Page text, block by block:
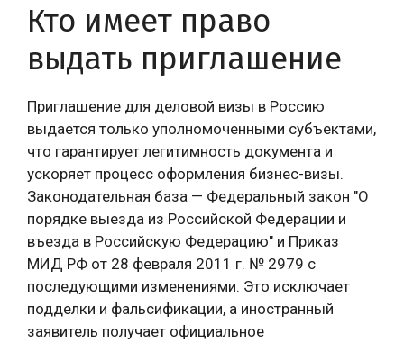
Кто имеет право
выдать приглашение
Приглашение для деловой визы в Россию
выдается только уполномоченными субъектами,
что гарантирует легитимность документа и
ускоряет процесс оформления бизнес-визы.
Законодательная база — Федеральный закон "О
порядке выезда из Российской Федерации и
въезда в Российскую Федерацию" и Приказ
МИД РФ от 28 февраля 2011 г. № 2979 с
последующими изменениями. Это исключает
подделки и фальсификации, а иностранный
заявитель получает официальное